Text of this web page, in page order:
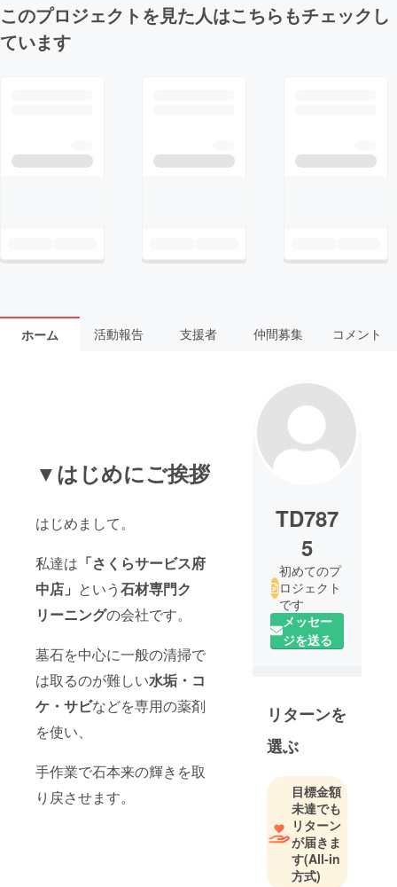
このプロジェクトを見た人はこちらもチェックし
ています
ホーム 活動報告 支援者 仲間募集 コメント
▼はじめにご挨拶
はじめまして。
私達は 「さくらサービス府
中店」 という石材専門ク
リーニングの会社です。
墓石を中心に一般の清掃で
は取るのが難しい水垢・コ
ケ・サビなどを専用の薬剤
を使い、
手作業で石本来の輝きを取
り戻させます。
TD787
5
初めてのプ
ロジェクト
です
メッセー
ジを送る
リターンを
選ぶ
目標金額
未達でも
リターン
が届きま
す(All-in
方式)